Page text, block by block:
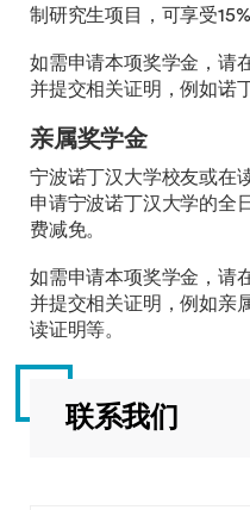
制研究生项目，可享受
如需申请本项奖学金，请
并提交相关证明，例如诺
亲属奖学金
宁波诺丁汉大学校友或在
申请宁波诺丁汉大学的全
费减免。
如需申请本项奖学金，请
并提交相关证明，例如亲
读证明等。
联系我们